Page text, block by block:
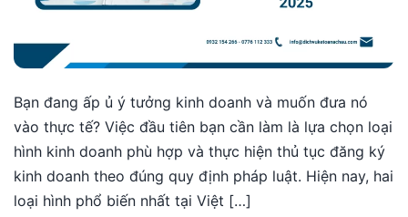
Bạn đang ấp ủ ý tưởng kinh doanh và muốn đưa nó
vào thực tế? Việc đầu tiên bạn cần làm là lựa chọn loại
hình kinh doanh phù hợp và thực hiện thủ tục đăng ký
kinh doanh theo đúng quy định pháp luật. Hiện nay, hai
loại hình phổ biến nhất tại Việt […]